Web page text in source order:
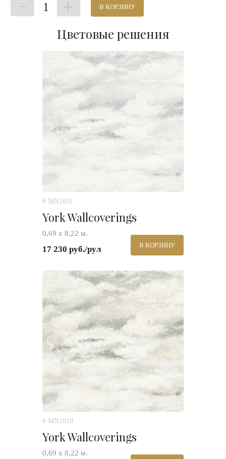
1 В КОРЗИНУ
Цветовые решения
# MN1811
York Wallcoverings
0,69 х 8,22 м.
17 230 руб./рул В КОРЗИНУ
# MN1810
York Wallcoverings
0,69 х 8,22 м.